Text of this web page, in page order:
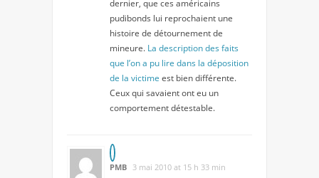
dernier, que ces américains
pudibonds lui reprochaient une
histoire de détournement de
mineure. La description des faits
que l’on a pu lire dans la déposition
de la victime est bien différente.
Ceux qui savaient ont eu un
comportement détestable.
PMB 3 mai 2010 at 15 h 33 min